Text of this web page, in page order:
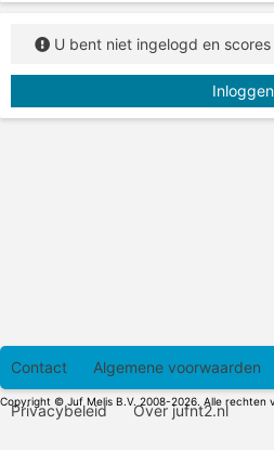
U bent niet ingelogd en
Inloggen
Contact Algemene voorwaarden
Privacybeleid Over jufnt2.nl
Copyright © Juf Melis B.V. 2008-2026. Alle rechten